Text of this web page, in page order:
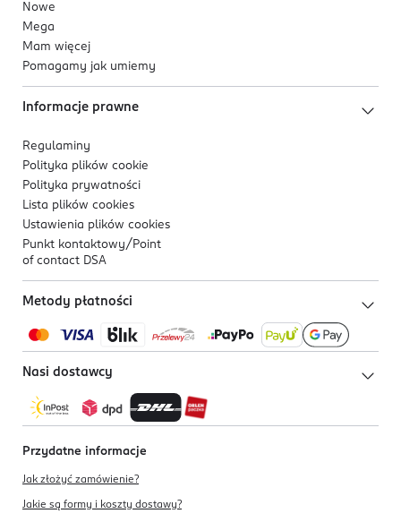
Nowe
Mega
Mam więcej
Pomagamy jak umiemy
Informacje prawne
Regulaminy
Polityka plików cookie
Polityka prywatności
Lista plików cookies
Ustawienia plików cookies
Punkt kontaktowy/ Point
of contact DSA
Metody płatności
Nasi dostawcy
Przydatne informacje
Jak złożyć zamówienie?
Jakie są formy i koszty dostawy?